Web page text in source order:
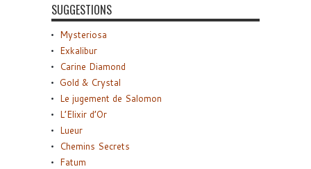
SUGGESTIONS
Mysteriosa
Exkalibur
Carine Diamond
Gold & Crystal
Le jugement de Salomon
L’Elixir d’Or
Lueur
Chemins Secrets
Fatum